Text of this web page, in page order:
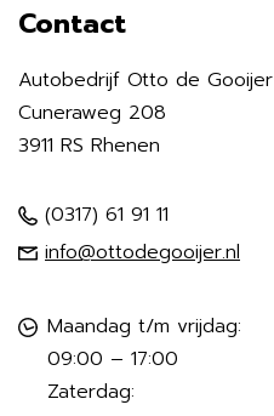
Contact
Autobedrijf Otto de Gooijer
Cuneraweg 208
3911 RS Rhenen
(0317) 61 91 11
info@ottodegooijer.nl
Maandag t/m vrijdag:
09:00 – 17:00
Zaterdag: